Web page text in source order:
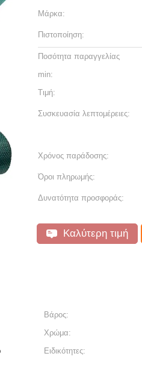
Μάρκα:
Πιστοποίηση:
Ποσότητα παραγγελίας
min:
Τιμή:
Συσκευασία λεπτομέρειες:
Χρόνος παράδοσης:
Όροι πληρωμής:
Δυνατότητα προσφοράς:
Καλύτερη τιμή
Βάρος:
Χρώμα:
Ειδικότητες: